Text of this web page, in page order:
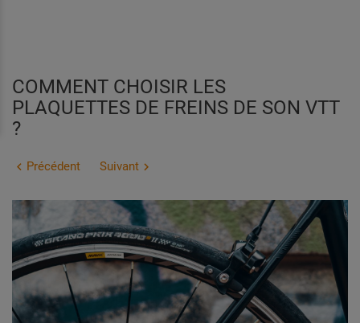
COMMENT CHOISIR LES
PLAQUETTES DE FREINS DE SON VTT
?
 Précédent Suivant 